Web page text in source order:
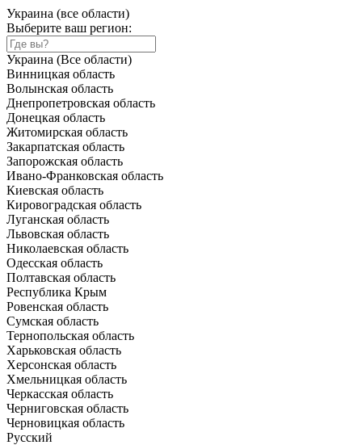
Украина (все области)
Выберите ваш регион:
Украина (Все области)
Винницкая область
Волынская область
Днепропетровская область
Донецкая область
Житомирская область
Закарпатская область
Запорожская область
Ивано-Франковская область
Киевская область
Кировоградская область
Луганская область
Львовская область
Николаевская область
Одесская область
Полтавская область
Республика Крым
Ровенская область
Сумская область
Тернопольская область
Харьковская область
Херсонская область
Хмельницкая область
Черкасская область
Черниговская область
Черновицкая область
Русский